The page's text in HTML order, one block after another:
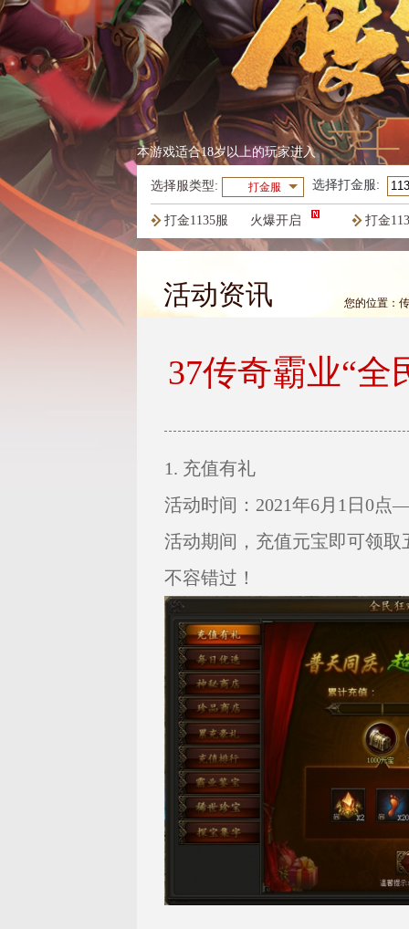
本游戏适合18岁以上的玩家进入
选择服类型: 打金服 选择打金服:
火爆开启
打金1135服 打金
火爆开启
打金1132服 打金
活动资讯 您的位置：
37传奇霸业“
1. 充值有礼
活动时间：2021年6月1日0点
活动期间，充值元宝即可领
不容错过！